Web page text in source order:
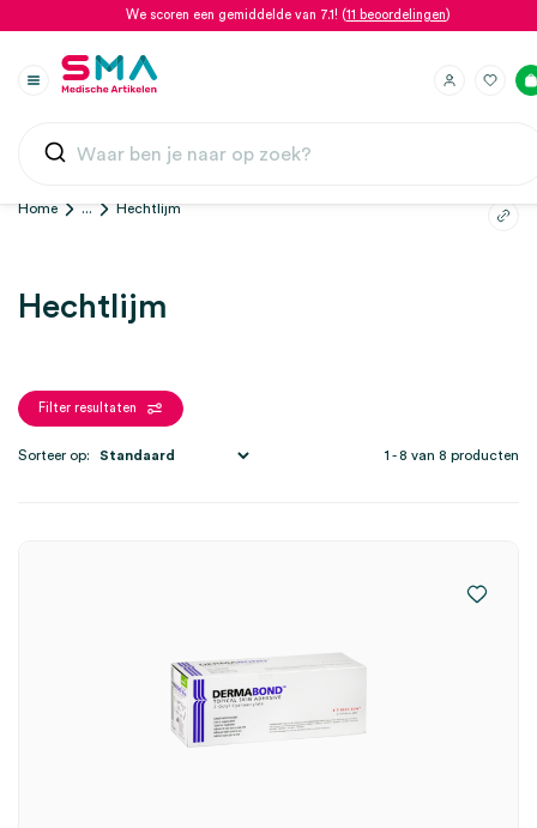
We scoren een gemiddelde van 7.1! (11 beoordelingen)
Home ... Hechtlijm
Hechtlijm
Filter resultaten
1 - 8 van 8 producten
Sorteer op: